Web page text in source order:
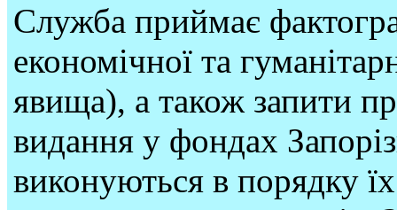
Служба приймає
економічної та
явища), а також запити
видання у фондах
виконуються в порядку